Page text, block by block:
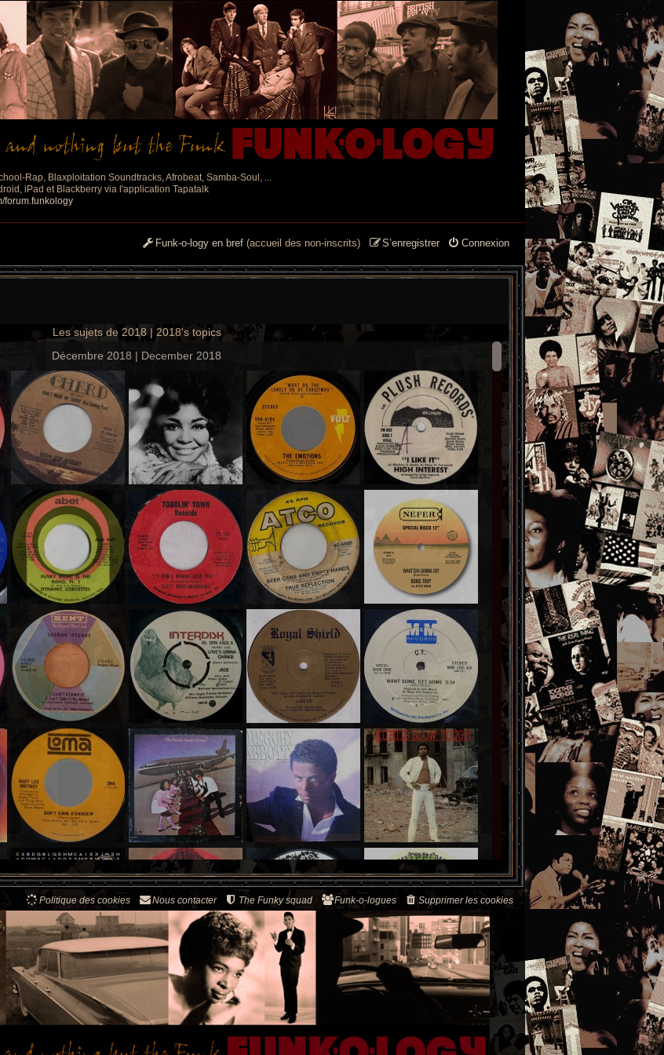
Rap, Blaxploitation Soundtracks, Afrobeat, Samba-Soul, ...
iPad et Blackberry via l'application Tapatalk
forum.funkology
Connexion
S’enregistrer
Funk-o-logy en bref (accueil des non-inscrits)
Les sujets de 2018 | 2018's topics
Décembre 2018 | December 2018
Supprimer les cookies
Funk-o-logues
The Funky squad
Nous contacter
Politique des cookies